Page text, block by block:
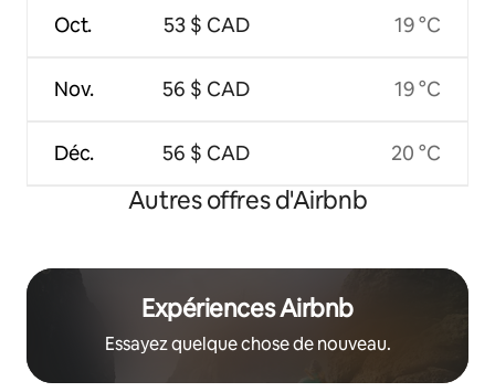
Oct.
Nov.
Déc.
53 $ CAD
56 $ CAD
56 $ CAD
19 °C
19 °C
20 °C
Autres offres d'Airbnb
Expériences Airbnb
Essayez quelque chose de nouveau.